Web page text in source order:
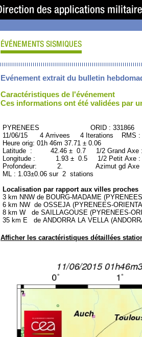
Evénement extrait du bulletin
Caractéristiques de l'événement
Ces informations ont été validées par
PYRENEES ORID : 331866
11/06/15 4 Arrivees 4 Iterations RMS :
Heure orig: 01h 46m 37.71 ± 0.06
Latitude : 42.46 ± 0.7 1/2 Grand
Longitude : 1.93 ± 0.5 1/2 Petit Axe
Profondeur: 2. Azimut gd Axe :
ML : 1.03±0.06 sur 2 stations
Localisation par rapport aux villes proches
3 km NNW de BOURG-MADAME
6 km NW de OSSEJA (PYRENEES-
8 km W de SAILLAGOUSE (PYRENEES-
35 km E de ANDORRA LA VELLA
Afficher les caractéristiques détaillées